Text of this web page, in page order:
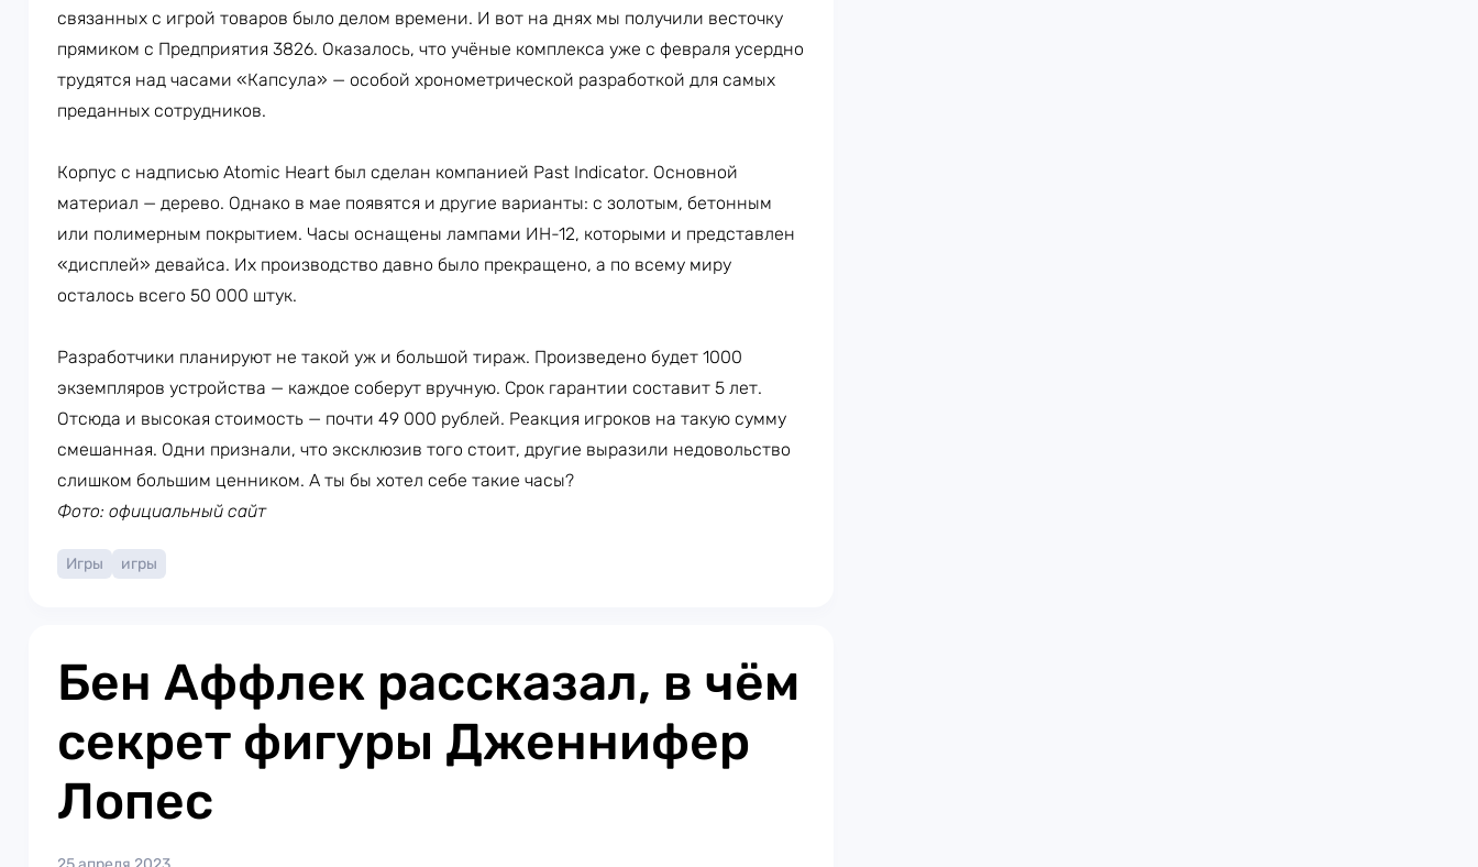
связанных с игрой товаров было делом времени. И вот на днях мы получили весточку
прямиком с Предприятия 3826. Оказалось, что учёные комплекса уже с февраля усердно
трудятся над часами «Капсула» — особой хронометрической разработкой для самых
преданных сотрудников.
Корпус с надписью Atomic Heart был сделан компанией Past Indicator. Основной
материал — дерево. Однако в мае появятся и другие варианты: с золотым, бетонным
или полимерным покрытием. Часы оснащены лампами ИН-12, которыми и представлен
«дисплей» девайса. Их производство давно было прекращено, а по всему миру
осталось всего 50 000 штук.
Разработчики планируют не такой уж и большой тираж. Произведено будет 1000
экземпляров устройства — каждое соберут вручную. Срок гарантии составит 5 лет.
Отсюда и высокая стоимость — почти 49 000 рублей. Реакция игроков на такую сумму
смешанная. Одни признали, что эксклюзив того стоит, другие выразили недовольство
слишком большим ценником. А ты бы хотел себе такие часы?
Фото: официальный сайт
Игры игры
Бен Аффлек рассказал, в чём
секрет фигуры Дженнифер
Лопес